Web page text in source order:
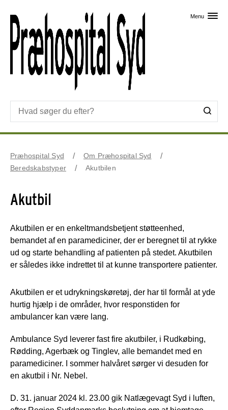
Menu
Præhospital Syd
Om Præhospital Syd
Beredskabstyper
Akutbilen
Akutbil
Akutbilen er en enkeltmandsbetjent støtteenhed,
bemandet af en paramediciner, der er beregnet til at rykke
ud og starte behandling af patienten på stedet. Akutbilen
er således ikke indrettet til at kunne transportere patienter.
Akutbilen er et udrykningskøretøj, der har til formål at yde
hurtig hjælp i de områder, hvor responstiden for
ambulancer kan være lang.
Ambulance Syd leverer fast fire akutbiler, i Rudkøbing,
Rødding, Agerbæk og Tinglev, alle bemandet med en
paramediciner. I sommer halvåret sørger vi desuden for
en akutbil i Nr. Nebel.
D. 31. januar 2024 kl. 23.00 gik Natlægevagt Syd i luften,